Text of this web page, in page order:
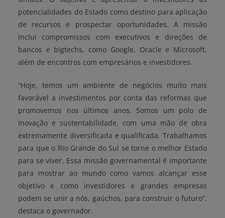
potencialidades do Estado como destino para aplicação
de recursos e prospectar oportunidades. A missão
inclui compromissos com executivos e direções de
bancos e bigtechs, como Google, Oracle e Microsoft,
além de encontros com empresários e investidores.
“Hoje, temos um ambiente de negócios muito mais
favorável a investimentos por conta das reformas que
promovemos nos últimos anos. Somos um polo de
inovação e sustentabilidade, com uma mão de obra
extremamente diversificada e qualificada. Trabalhamos
para que o Rio Grande do Sul se torne o melhor Estado
para se viver. Essa missão governamental é importante
para mostrar ao mundo como vamos alcançar esse
objetivo e como investidores e grandes empresas
podem se unir a nós, gaúchos, para construir o futuro”,
destaca o governador.